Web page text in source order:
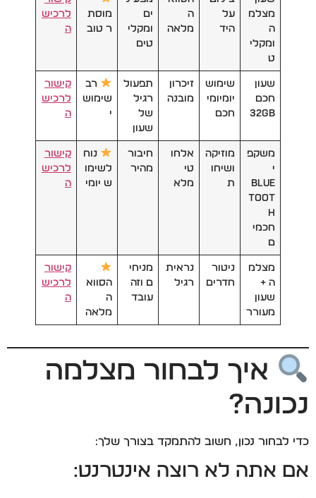
מצלמ
ה
ומקלי
ט
על
היד
ה
מלאה
ים
ומקלי
טים
מוסת
ר טוב
לרכיש
ה
שעון
חכם
32GB
שימוש
יומיומי
חכם
זיכרון
מובנה
תפעול
רגיל
של
שעון
רב
שימוש
י
קישור
לרכיש
ה
משקפ
י
Blue
toot
h
חכמי
ם
מוזיקה
ושיחו
ת
אלחו
טי
מלא
חיבור
מהיר
נוח
לשימו
ש יומי
קישור
לרכיש
ה
מצלמ
ה +
שעון
מעורר
ניטור
חדרים
נראית
רגיל
מניחי
ם וזה
עובד
הסווא
ה
מלאה
קישור
לרכיש
ה
איך לבחור מצלמה
נכונה?
כדי לבחור נכון, חשוב להתמקד בצורך שלך:
אם אתה לא רוצה אינטרנט: